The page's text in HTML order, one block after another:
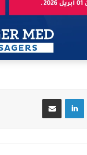
لينكدإن مشاركة عبر البريد